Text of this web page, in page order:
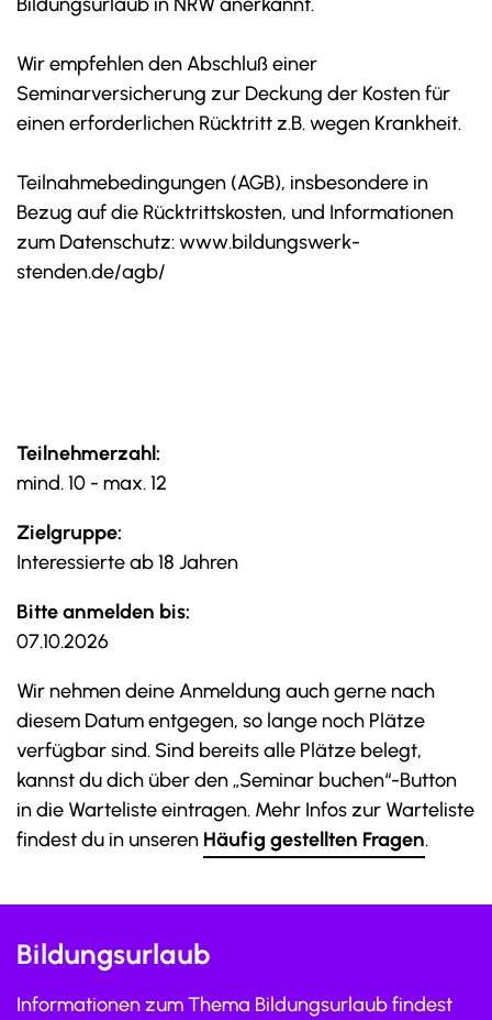
Wir empfehlen den Abschluß einer
Seminarversicherung zur Deckung der Kosten für
einen erforderlichen Rücktritt z.B. wegen Krankheit.
Teilnahmebedingungen (AGB), insbesondere in
Bezug auf die Rücktrittskosten, und Informationen
zum Datenschutz: www.bildungswerk-
stenden.de/agb/
Teilnehmerzahl:
mind. 10 - max. 12
Zielgruppe:
Interessierte ab 18 Jahren
Bitte anmelden bis:
07.10.2026
Wir nehmen deine Anmeldung auch gerne nach
diesem Datum entgegen, so lange noch Plätze
verfügbar sind. Sind bereits alle Plätze belegt,
kannst du dich über den „Seminar buchen“-Button
in die Warteliste eintragen. Mehr Infos zur Warteliste
findest du in unseren Häufig gestellten Fragen.
Bildungsurlaub
Informationen zum Thema Bildungsurlaub findest